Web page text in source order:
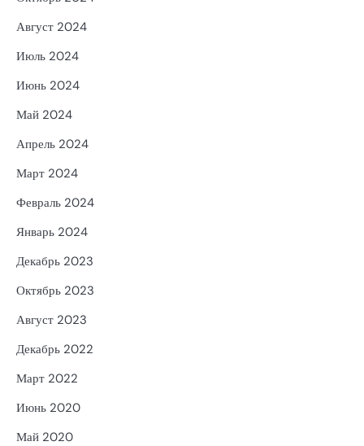
Август 2024
Июль 2024
Июнь 2024
Май 2024
Апрель 2024
Март 2024
Февраль 2024
Январь 2024
Декабрь 2023
Октябрь 2023
Август 2023
Декабрь 2022
Март 2022
Июнь 2020
Май 2020